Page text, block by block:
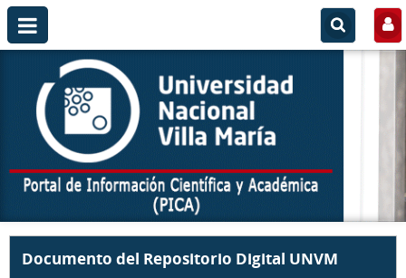
Documento del Repositorio Digital UNVM